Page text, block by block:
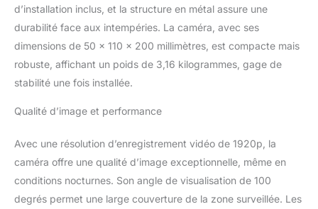
VOTRE SMARTPHONE
EN CAS D'INTRUSION :
cas de détection d'une
personne ou d'un
PRÉCISES
Être humain, véhicule,
animal. Avec la fonction
Alert-Zones, définissez
les zones à surveiller et le
type d'intrusion pour
d’installation inclus, et la structure en métal assure une
durabilité face aux intempéries. La caméra, avec ses
dimensions de 50 x 110 x 200 millimètres, est compacte mais
robuste, affichant un poids de 3,16 kilogrammes, gage de
stabilité une fois installée.
Qualité d’image et performance
Avec une résolution d’enregistrement vidéo de 1920p, la
caméra offre une qualité d’image exceptionnelle, même en
conditions nocturnes. Son angle de visualisation de 100
degrés permet une large couverture de la zone surveillée. Les